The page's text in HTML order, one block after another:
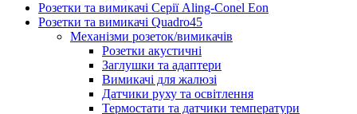
Розетки та вимикачі Серії Aling-Conel Eon
Розетки та вимикачі Quadro45
Механізми розеток/вимикачів
Розетки акустичні
Заглушки та адаптери
Вимикачі для жалюзі
Датчики руху та освітлення
Термостати та датчики температури